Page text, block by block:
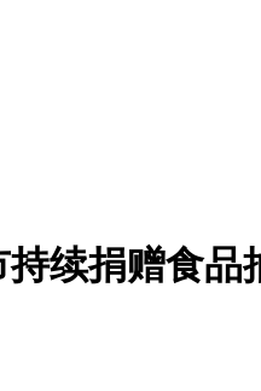
持续捐赠食品